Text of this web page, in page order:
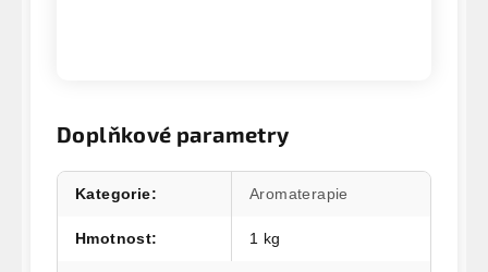
Doplňkové parametry
Kategorie: Aromaterapie
Hmotnost: 1 kg